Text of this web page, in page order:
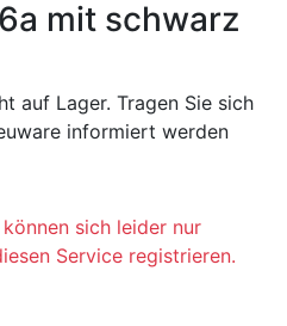
mit schwarz
auf Lager. Tragen Sie sich
informiert werden
sich leider nur
Service registrieren.